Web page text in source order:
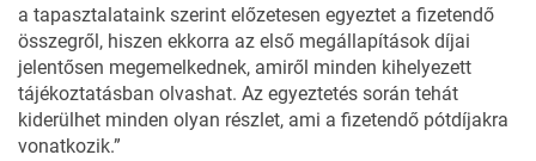
a tapasztalataink szerint előzetesen egyeztet a fizetendő
összegről, hiszen ekkorra az első megállapítások díjai
jelentősen megemelkednek, amiről minden kihelyezett
tájékoztatásban olvashat. Az egyeztetés során tehát
kiderülhet minden olyan részlet, ami a fizetendő pótdíjakra
vonatkozik.”